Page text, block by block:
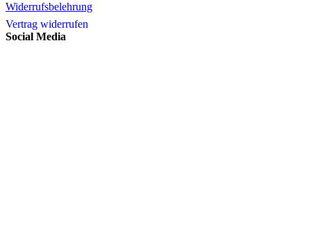
Widerrufsbelehrung
Vertrag widerrufen
Social Media